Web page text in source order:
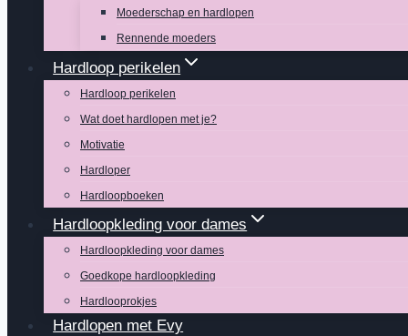
Moederschap en hardlopen
Rennende moeders
Hardloop perikelen
Hardloop perikelen
Wat doet hardlopen met je?
Motivatie
Hardloper
Hardloopboeken
Hardloopkleding voor dames
Hardloopkleding voor dames
Goedkope hardloopkleding
Hardlooprokjes
Hardlopen met Evy